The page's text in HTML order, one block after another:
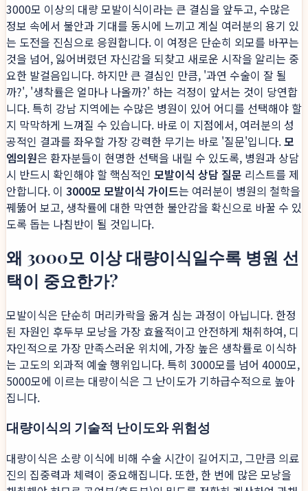
3000모 이상의 대량 모발이식이라는 큰 결심을 앞두고, 수많은
정보 속에서 불안과 기대를 동시에 느끼고 계실 여러분의 용기 있
는 도전을 진심으로 응원합니다. 이 여정은 단순히 외모를 바꾸는
것을 넘어, 잃어버렸던 자신감을 되찾고 새로운 시작을 알리는 중
요한 발걸음입니다. 하지만 큰 결심인 만큼, '과연 수술이 잘 될
까?', '생착률은 얼마나 나올까?' 하는 걱정이 앞서는 것이 당연합
니다. 특히 강남 지역에는 수많은 병원이 있어 어디를 선택해야 할
지 막막하게 느껴질 수 있습니다. 바로 이 지점에서, 여러분의 성
공적인 결과를 좌우할 가장 강력한 무기는 바로 '질문'입니다.모
엠의원은 환자분들이 현명한 선택을 내릴 수 있도록, 병원과 상담
시 반드시 확인해야 할 핵심적인 모발이식 상담 질문 리스트를 제
안합니다. 이 3000모 모발이식 가이드는 여러분이 병원의 철학을
꿰뚫어 보고, 생착률에 대한 막연한 불안감을 확신으로 바꿀 수 있
도록 돕는 나침반이 될 것입니다.
왜 3000모 이상 대량이식일수록 병원 선
택이 중요한가?
모발이식은 단순히 머리카락을 옮겨 심는 과정이 아닙니다. 한정
된 자원인 후두부 모낭을 가장 효율적이고 안전하게 채취하여, 디
자인적으로 가장 만족스러운 위치에, 가장 높은 생착률로 이식하
는 고도의 외과적 예술 행위입니다. 특히 3000모를 넘어 4000모,
5000모에 이르는 대량이식은 그 난이도가 기하급수적으로 높아
집니다.
대량이식의 기술적 난이도와 위험성
대량이식은 소량 이식에 비해 수술 시간이 길어지고, 그만큼 의료
진의 집중력과 체력이 중요해집니다. 또한, 한 번에 많은 모낭을